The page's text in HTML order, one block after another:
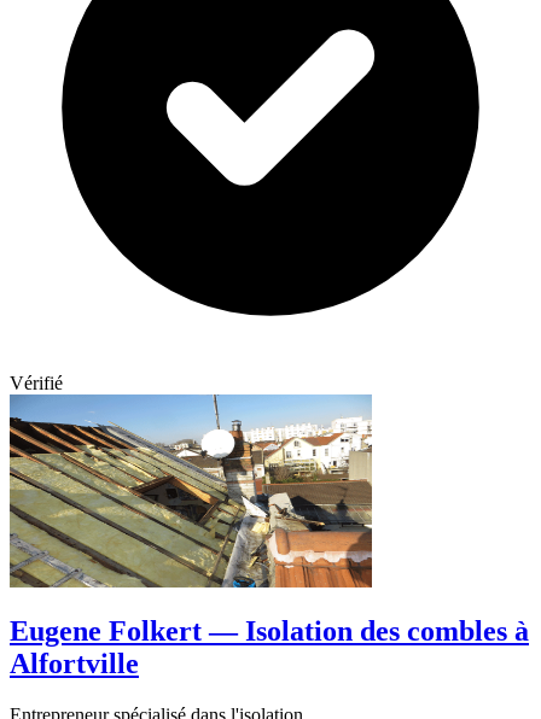
Vérifié
Eugene Folkert — Isolation des combles à
Alfortville